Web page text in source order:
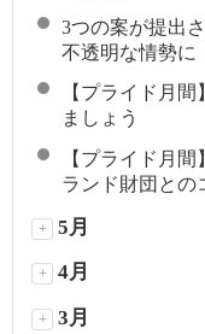
3つの案が提出
不透明な情勢に
【プライド月
ましょう
【プライド月
ランド財団との
+ 5月
+ 4月
+ 3月